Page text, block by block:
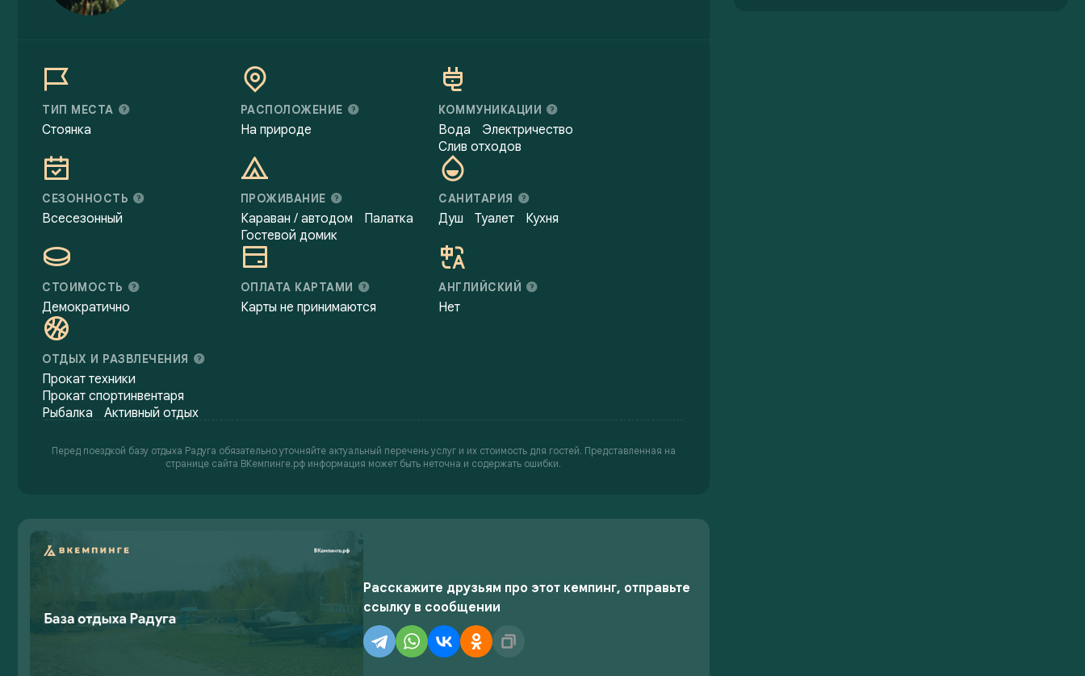
ТИП МЕСТА
Стоянка
РАСПОЛОЖЕНИЕ
На природе
КОММУНИКАЦИИ
Вода
Электричество
Слив отходов
СЕЗОННОСТЬ
Всесезонный
ПРОЖИВАНИЕ
Караван / автодом
Палатка
Гостевой домик
САНИТАРИЯ
Душ Туалет Кухня
СТОИМОСТЬ
Демократично
ОПЛАТА КАРТАМИ
Карты не принимаются
АНГЛИЙСКИЙ
Нет
ОТДЫХ И РАЗВЛЕЧЕНИЯ
Прокат техники
Прокат спортинвентаря
Рыбалка
Активный отдых
Перед поездкой базу отдыха Радуга обязательно уточняйте актуальный перечень услуг и их стоимость для гостей. Представленная на
странице сайта ВКемпинге.рф информация может быть неточна и содержать ошибки.
Расскажите друзьям про этот кемпинг, отправьте
ссылку в сообщении